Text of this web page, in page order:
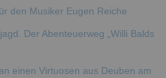
den Musiker Eugen Reiche
Der Abenteuerweg „Willi Balds
einen Virtuosen aus Deuben am